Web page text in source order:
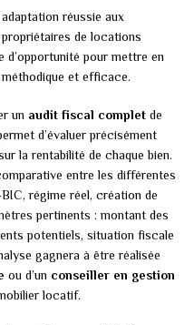
réussie aux
de locations
d’opportunité pour mettre en
méthodique et efficace.
un audit fiscal complet de
d’évaluer précisément
la rentabilité de chaque bien.
entre les différentes
régime réel, création de
pertinents : montant des
potentiels, situation fiscale
gagnera à être réalisée
ou d’un conseiller en gestion
locatif.